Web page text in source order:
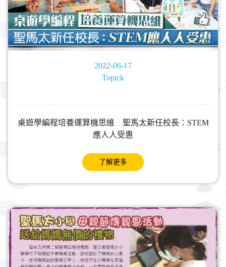
2022-06-17
Topick
桌遊學編程培養運算機思維 聖馬太新任校長：STEM
應人人受惠
了解更多